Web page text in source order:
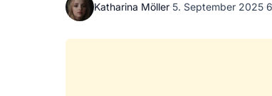
Katharina Möller·5. September 2025·